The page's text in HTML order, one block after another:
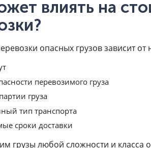
влиять на
опасных грузов зависит от
перевозимого груза
груза
тип транспорта
сроки доставки
грузы любой сложности и класса